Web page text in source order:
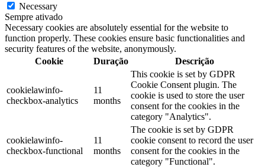
Necessary
Sempre ativado
Necessary cookies are absolutely essential for the website to
function properly. These cookies ensure basic functionalities and
security features of the website, anonymously.
Cookie
Duração Descrição
cookielawinfo-
checkbox-analytics
11
months
This cookie is set by GDPR
Cookie Consent plugin. The
cookie is used to store the user
consent for the cookies in the
category "Analytics".
cookielawinfo-
checkbox-functional
11
months
The cookie is set by GDPR
cookie consent to record the user
consent for the cookies in the
category "Functional".